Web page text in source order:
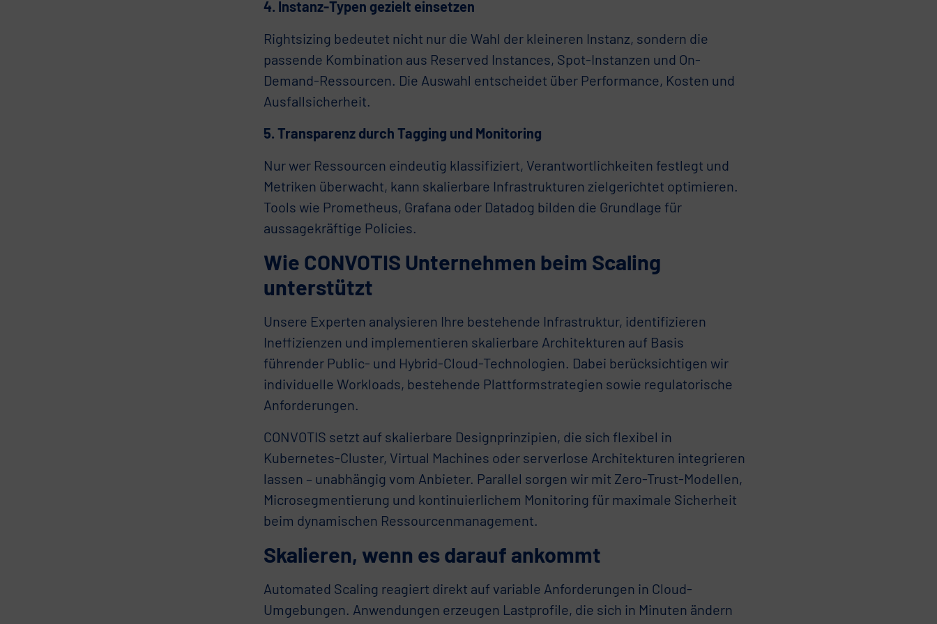
4. Instanz-Typen gezielt einsetzen
Rightsizing bedeutet nicht nur die Wahl der kleineren Instanz, sondern die
passende Kombination aus Reserved Instances, Spot-Instanzen und On-
Demand-Ressourcen. Die Auswahl entscheidet über Performance, Kosten und
Ausfallsicherheit.
5. Transparenz durch Tagging und Monitoring
Nur wer Ressourcen eindeutig klassifiziert, Verantwortlichkeiten festlegt und
Metriken überwacht, kann skalierbare Infrastrukturen zielgerichtet optimieren.
Tools wie Prometheus, Grafana oder Datadog bilden die Grundlage für
aussagekräftige Policies.
Wie CONVOTIS Unternehmen beim Scaling
unterstützt
Unsere Experten analysieren Ihre bestehende Infrastruktur, identifizieren
Ineffizienzen und implementieren skalierbare Architekturen auf Basis
führender Public- und Hybrid-Cloud-Technologien. Dabei berücksichtigen wir
individuelle Workloads, bestehende Plattformstrategien sowie regulatorische
Anforderungen.
CONVOTIS setzt auf skalierbare Designprinzipien, die sich flexibel in
Kubernetes-Cluster, Virtual Machines oder serverlose Architekturen integrieren
lassen – unabhängig vom Anbieter. Parallel sorgen wir mit Zero-Trust-Modellen,
Microsegmentierung und kontinuierlichem Monitoring für maximale Sicherheit
beim dynamischen Ressourcenmanagement.
Skalieren, wenn es darauf ankommt
Automated Scaling reagiert direkt auf variable Anforderungen in Cloud-
Umgebungen. Anwendungen erzeugen Lastprofile, die sich in Minuten ändern